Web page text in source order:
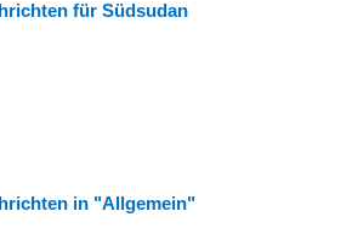
für Südsudan
in "Allgemein"